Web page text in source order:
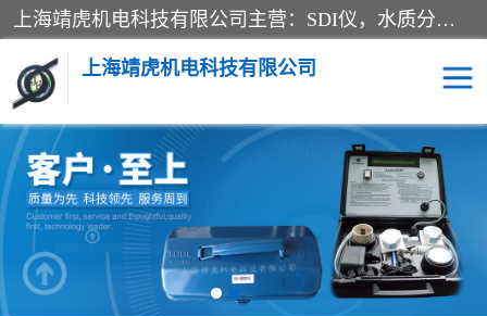
上海靖虎机电科技有限公司主营：SDI仪，水质分析仪，水质检测仪产品；上海靖虎机电科技有限公司在专业制造和研发等方面的强大的平台优势，利用自身在自动化仪表、自控系统及环保监测仪器的专长，以优良的技术，优越的产品质量和良好的服务质量与广大客户真诚合作。
上海靖虎机电科技有限公司
SDI仪 过滤膜过滤纸
PH电导测试笔 水质分析仪
水质检测仪 电导测试笔